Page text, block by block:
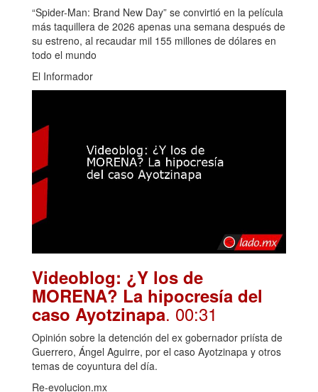
“Spider-Man: Brand New Day” se convirtió en la película
más taquillera de 2026 apenas una semana después de
su estreno, al recaudar mil 155 millones de dólares en
todo el mundo
El Informador
Videoblog: ¿Y los de
MORENA? La hipocresía del
caso Ayotzinapa. 00:31
Opinión sobre la detención del ex gobernador priísta de
Guerrero, Ángel Aguirre, por el caso Ayotzinapa y otros
temas de coyuntura del día.
Re-evolucion.mx